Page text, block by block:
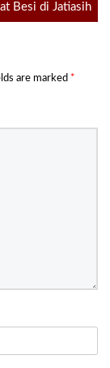
Besi di Jatiasih
are marked *